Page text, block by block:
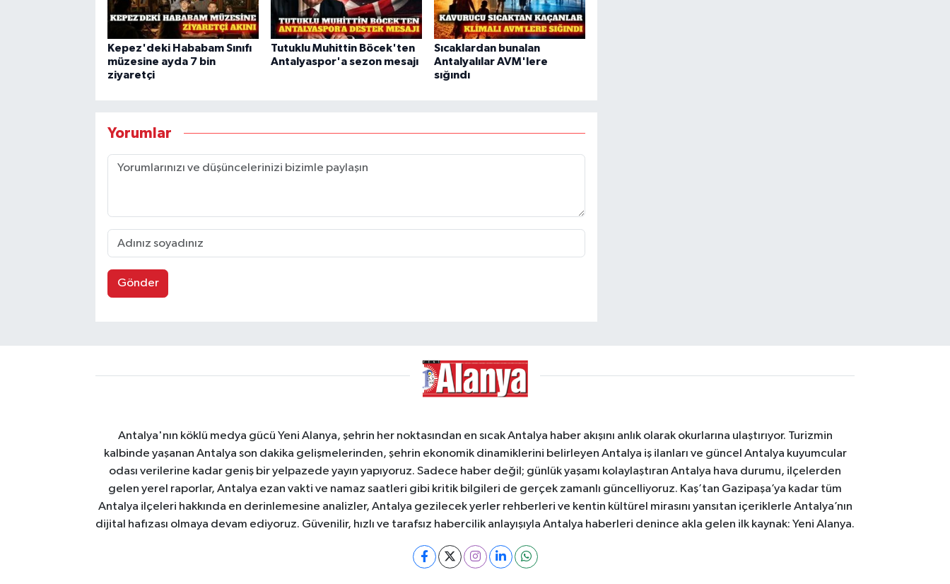
Kepez'deki Hababam Sınıfı
müzesine ayda 7 bin
ziyaretçi
Tutuklu Muhittin Böcek'ten
Antalyaspor'a sezon mesajı
Sıcaklardan bunalan
Antalyalılar AVM'lere
sığındı
Yorumlar
Gönder
Antalya'nın köklü medya gücü Yeni Alanya, şehrin her noktasından en sıcak Antalya haber akışını anlık olarak okurlarına ulaştırıyor. Turizmin
kalbinde yaşanan Antalya son dakika gelişmelerinden, şehrin ekonomik dinamiklerini belirleyen Antalya iş ilanları ve güncel Antalya kuyumcular
odası verilerine kadar geniş bir yelpazede yayın yapıyoruz. Sadece haber değil; günlük yaşamı kolaylaştıran Antalya hava durumu, ilçelerden
gelen yerel raporlar, Antalya ezan vakti ve namaz saatleri gibi kritik bilgileri de gerçek zamanlı güncelliyoruz. Kaş’tan Gazipaşa’ya kadar tüm
Antalya ilçeleri hakkında en derinlemesine analizler, Antalya gezilecek yerler rehberleri ve kentin kültürel mirasını yansıtan içeriklerle Antalya’nın
dijital hafızası olmaya devam ediyoruz. Güvenilir, hızlı ve tarafsız habercilik anlayışıyla Antalya haberleri denince akla gelen ilk kaynak: Yeni Alanya.